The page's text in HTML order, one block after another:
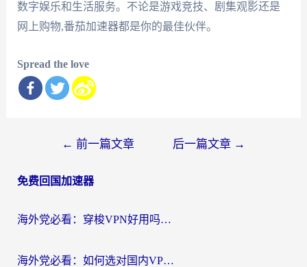
数字娱乐和生活服务。不论是游戏竞技、剧集观影还是
网上购物,番茄加速器都是你的最佳伙伴。
Spread the love
导
← 前一篇文章 后一篇文章 →
免费回国加速器
海外党必看：穿梭VPN好用吗？和云帆VPN对比哪个回国效果更好？附真实测评+避坑指南
海外党必看：如何选对国内VPN，实现无缝访问国内资源？